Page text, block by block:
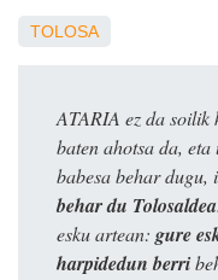
TOLOSA
ATARIA ez da soilik
baten ahotsa da,
babesa behar dugu,
behar du Tolosaldea
esku artean: gure
harpidedun berri